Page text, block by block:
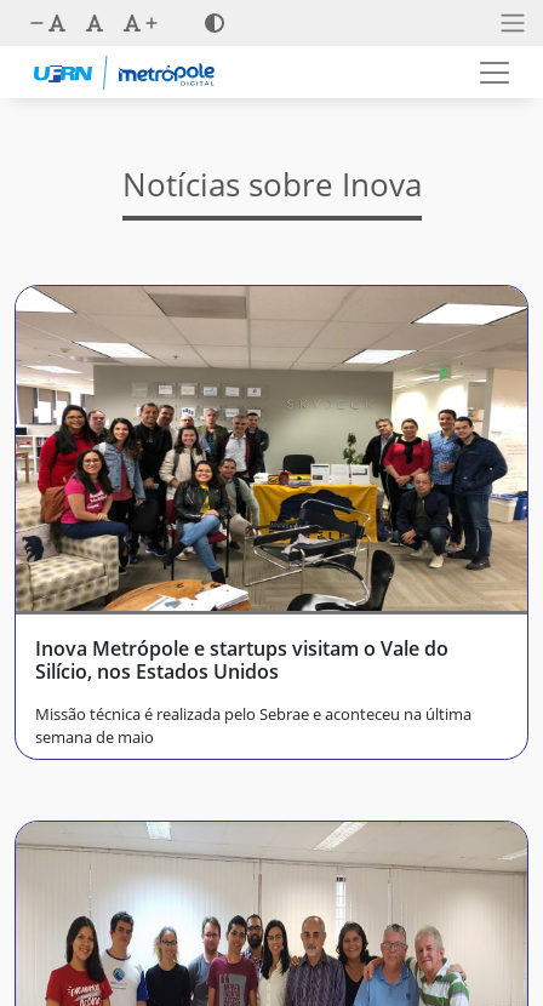
Notícias sobre Inova
Inova Metrópole e startups visitam o Vale do
Silício, nos Estados Unidos
Missão técnica é realizada pelo Sebrae e aconteceu na última
semana de maio